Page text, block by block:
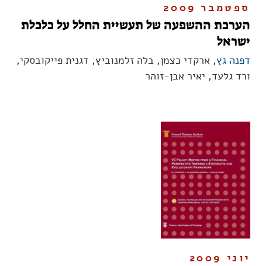
ספטמבר 2009
הערכת ההשפעה של תעשיית החלל על כלכלת
ישראל
דפנה גץ, ארקדי כצמן, בלה זלמנוביץ, דגנית פייקובסקי,
ורד גלעד, יאיר אבן-זוהר
יוני 2009